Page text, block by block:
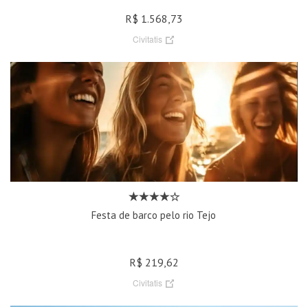
R$ 1.568,73
Civitatis
Festa de barco pelo rio Tejo
R$ 219,62
Civitatis